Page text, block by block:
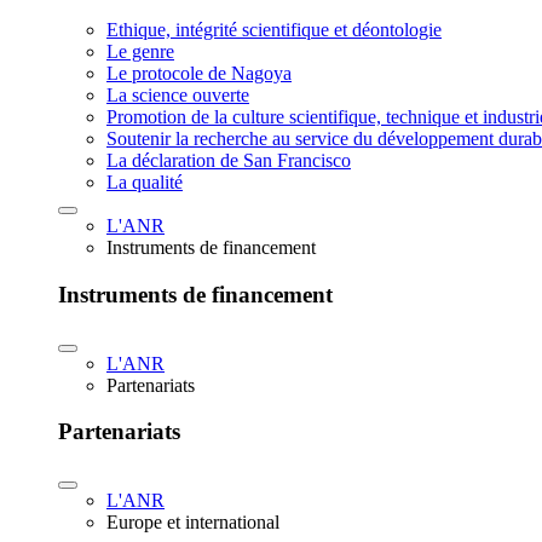
Ethique, intégrité scientifique et déontologie
Le genre
Le protocole de Nagoya
La science ouverte
Promotion de la culture scientifique, technique et
Soutenir la recherche au service du développement
La déclaration de San Francisco
La qualité
L'ANR
Instruments de financement
Instruments de financement
L'ANR
Partenariats
Partenariats
L'ANR
Europe et international